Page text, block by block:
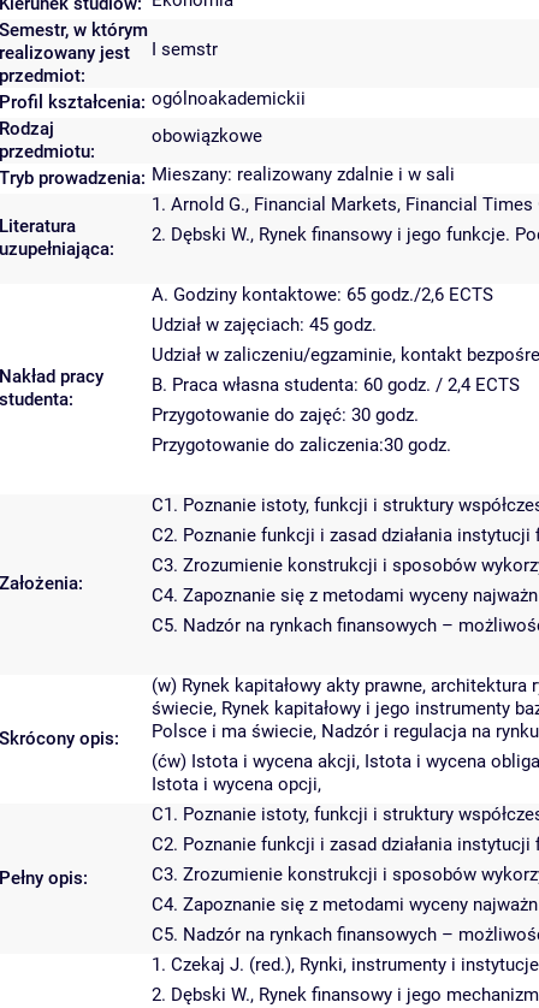
Semestr, w którym
realizowany jest
przedmiot:
I semstr
Profil kształcenia: ogólnoakademickii
Rodzaj
przedmiotu:
obowiązkowe
Tryb prowadzenia: Mieszany: realizowany zdalnie i w sali
Literatura
uzupełniająca:
1. Arnold G., Financial Markets, Financial
2. Dębski W., Rynek finansowy i jego funkcje.
Nakład pracy
studenta:
A. Godziny kontaktowe: 65 godz./2,6 ECTS
Udział w zajęciach: 45 godz.
Udział w zaliczeniu/egzaminie, kontakt
B. Praca własna studenta: 60 godz. / 2,4 ECTS
Przygotowanie do zajęć: 30 godz.
Przygotowanie do zaliczenia:30 godz.
Założenia:
C1. Poznanie istoty, funkcji i struktury
C2. Poznanie funkcji i zasad działania instytucji
C3. Zrozumienie konstrukcji i sposobów
C4. Zapoznanie się z metodami wyceny
C5. Nadzór na rynkach finansowych –
Skrócony opis:
(w) Rynek kapitałowy akty prawne,
świecie, Rynek kapitałowy i jego instrumenty
Polsce i ma świecie, Nadzór i regulacja na
(ćw) Istota i wycena akcji, Istota i wycena
Istota i wycena opcji,
Pełny opis:
C1. Poznanie istoty, funkcji i struktury
C2. Poznanie funkcji i zasad działania instytucji
C3. Zrozumienie konstrukcji i sposobów
C4. Zapoznanie się z metodami wyceny
C5. Nadzór na rynkach finansowych –
1. Czekaj J. (red.), Rynki, instrumenty i
2. Dębski W., Rynek finansowy i jego